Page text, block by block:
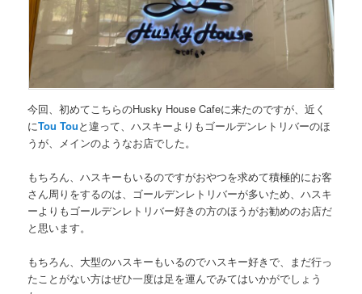
今回、初めてこちらのHusky House Cafeに来たのですが、近く
にTou Touと違って、ハスキーよりもゴールデンレトリバーのほ
うが、メインのようなお店でした。
もちろん、ハスキーもいるのですがおやつを求めて積極的にお客
さん周りをするのは、ゴールデンレトリバーが多いため、ハスキ
ーよりもゴールデンレトリバー好きの方のほうがお勧めのお店だ
と思います。
もちろん、大型のハスキーもいるのでハスキー好きで、まだ行っ
たことがない方はぜひ一度は足を運んでみてはいかがでしょう